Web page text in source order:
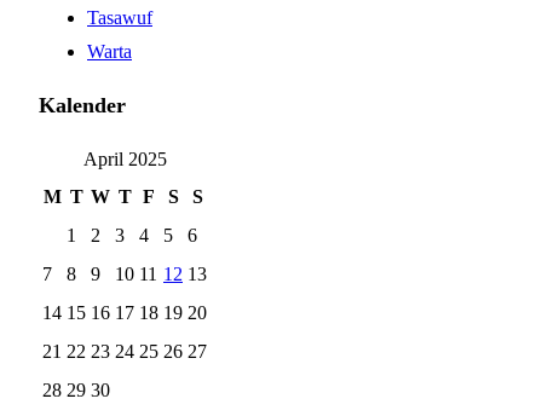
Tasawuf
Warta
Kalender
April 2025
M T W T F S
S
1
2 3 4 5
6
7
8 9 10 11 12 13
14 15 16 17 18 19 20
21 22 23 24 25 26 27
28 29 30